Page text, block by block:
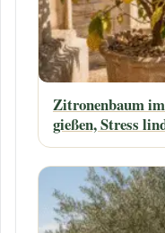
Zitronenbaum
gießen, Stress